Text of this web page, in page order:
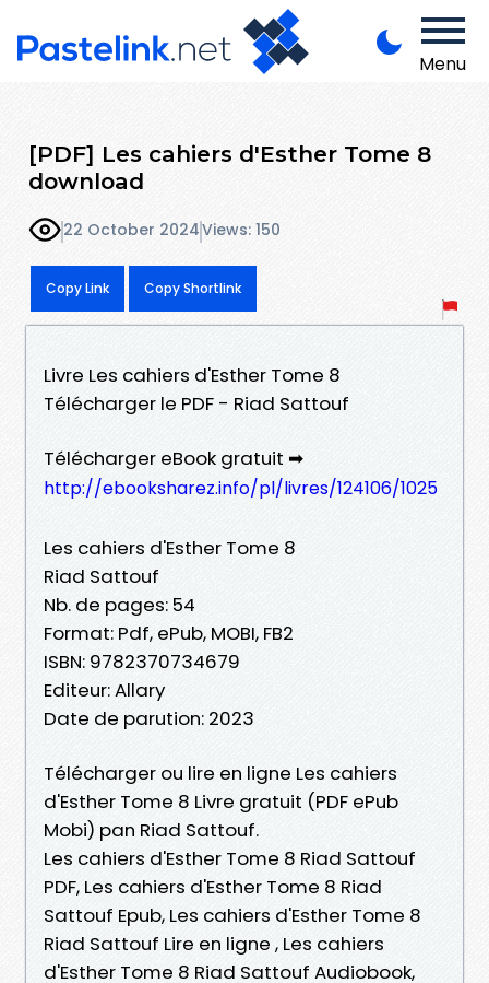
Menu
[PDF] Les cahiers d'Esther Tome 8
download
22 October 2024Views: 150
Copy Link Copy Shortlink
Livre Les cahiers d'Esther Tome 8
Télécharger le PDF - Riad Sattouf
Télécharger eBook gratuit ➡
http://ebooksharez.info/pl/livres/124106/1025
Les cahiers d'Esther Tome 8
Riad Sattouf
Nb. de pages: 54
Format: Pdf, ePub, MOBI, FB2
ISBN: 9782370734679
Editeur: Allary
Date de parution: 2023
Télécharger ou lire en ligne Les cahiers
d'Esther Tome 8 Livre gratuit (PDF ePub
Mobi) pan Riad Sattouf.
Les cahiers d'Esther Tome 8 Riad Sattouf
PDF, Les cahiers d'Esther Tome 8 Riad
Sattouf Epub, Les cahiers d'Esther Tome 8
Riad Sattouf Lire en ligne , Les cahiers
d'Esther Tome 8 Riad Sattouf Audiobook,